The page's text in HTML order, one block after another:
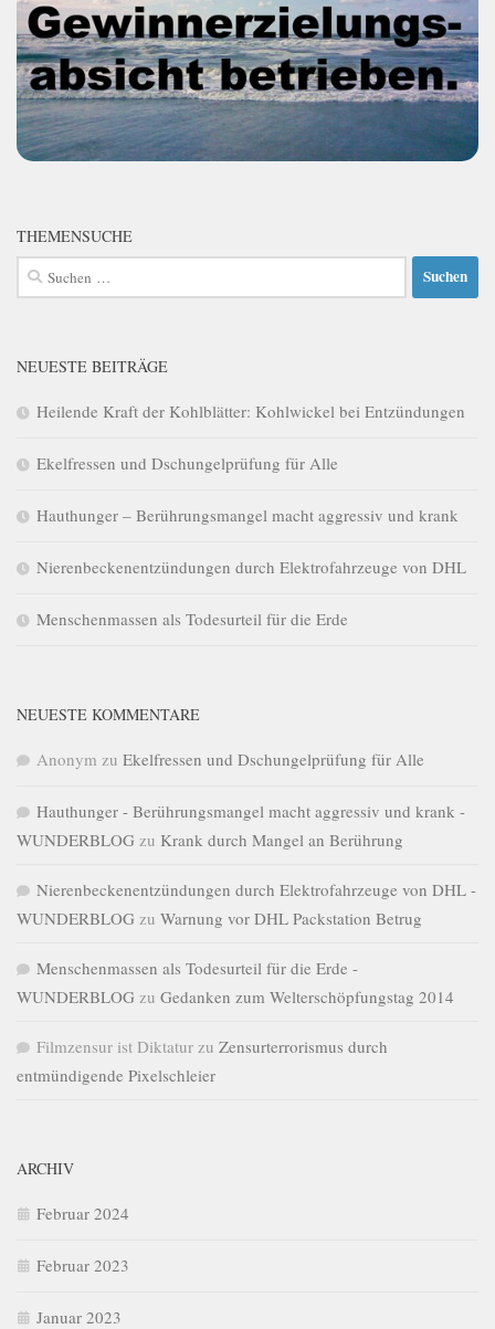
THEMENSUCHE
Suchen
nach:
NEUESTE BEITRÄGE
Heilende Kraft der Kohlblätter: Kohlwickel bei Entzündungen
Ekelfressen und Dschungelprüfung für Alle
Hauthunger – Berührungsmangel macht aggressiv und krank
Nierenbeckenentzündungen durch Elektrofahrzeuge von DHL
Menschenmassen als Todesurteil für die Erde
NEUESTE KOMMENTARE
Anonym zu Ekelfressen und Dschungelprüfung für Alle
Hauthunger - Berührungsmangel macht aggressiv und krank -
WUNDERBLOG zu Krank durch Mangel an Berührung
Nierenbeckenentzündungen durch Elektrofahrzeuge von DHL -
WUNDERBLOG zu Warnung vor DHL Packstation Betrug
Menschenmassen als Todesurteil für die Erde -
WUNDERBLOG zu Gedanken zum Welterschöpfungstag 2014
Filmzensur ist Diktatur zu Zensurterrorismus durch
entmündigende Pixelschleier
ARCHIV
Februar 2024
Februar 2023
Januar 2023